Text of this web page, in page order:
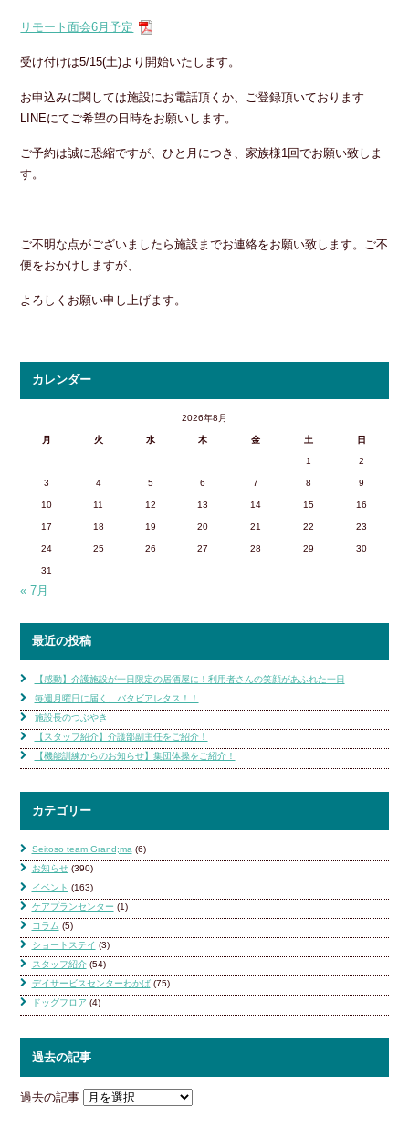
リモート面会6月予定
受け付けは5/15(土)より開始いたします。
お申込みに関しては施設にお電話頂くか、ご登録頂いております
LINEにてご希望の日時をお願いします。
ご予約は誠に恐縮ですが、ひと月につき、家族様1回でお願い致しま
す。
ご不明な点がございましたら施設までお連絡をお願い致します。ご不
便をおかけしますが、
よろしくお願い申し上げます。
カレンダー
2026年8月
月 火 水 木 金 土 日
1 2
3 4 5 6 7 8 9
10 11 12 13 14 15 16
17 18 19 20 21 22 23
24 25 26 27 28 29 30
31
« 7月
最近の投稿
【感動】介護施設が一日限定の居酒屋に！利用者さんの笑顔があふれた一日
毎週月曜日に届く、バタビアレタス！！
施設長のつぶやき
【スタッフ紹介】介護部副主任をご紹介！
【機能訓練からのお知らせ】集団体操をご紹介！
カテゴリー
Seitoso team Grand;ma (6)
お知らせ(390)
イベント (163)
ケアプランセンター (1)
コラム (5)
ショートステイ (3)
スタッフ紹介(54)
デイサービスセンターわかば(75)
ドッグフロア (4)
過去の記事
過去の記事